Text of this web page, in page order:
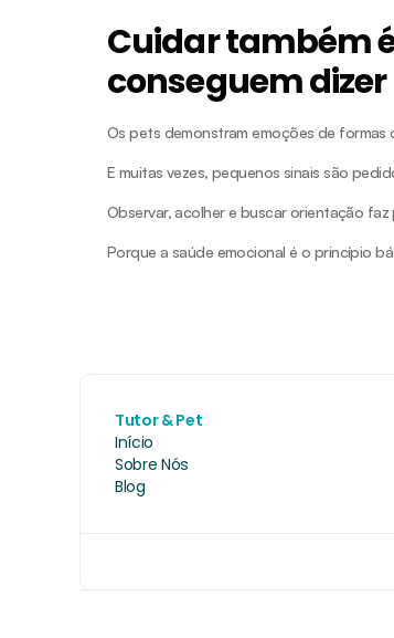
Cuidar também
conseguem dizer
Os pets demonstram emoções de formas
E muitas vezes, pequenos sinais são
Observar, acolher e buscar orientação
Porque a saúde emocional é o princípio
Tutor & Pet
Início
Sobre Nós
Blog